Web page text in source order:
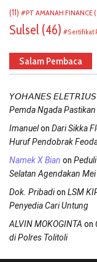
(11)
PT AMANAH FINANCE
Sulsel (46) Sertifikat
Salam Pembaca
𝘠𝘖𝘏𝘈𝘕𝘌𝘚 𝘌𝘓𝘌𝘛𝘙𝘐𝘜𝘚
Pemda Ngada
Imanuelon Dari Sikka
Huruf Pendobrak
Namek X Bian on
Selatan Agendakan
Dok. Pribadion LSM
Penyedia Cari Untung
ALVIN MOKOGINTA on
di Polres Tolitoli